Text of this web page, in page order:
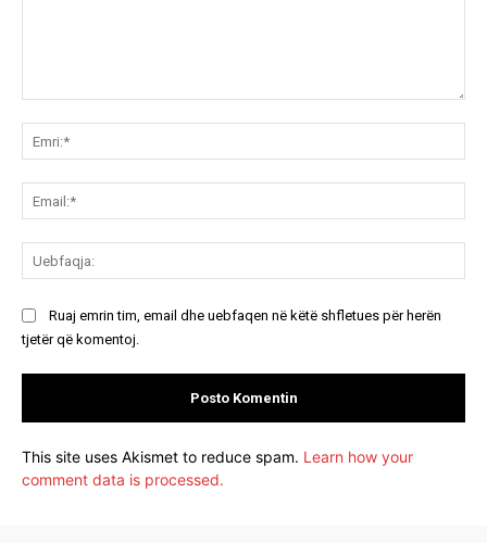
Ruaj emrin tim, email dhe uebfaqen në këtë shfletues për herën
tjetër që komentoj.
This site uses Akismet to reduce spam. Learn how your
comment data is processed.